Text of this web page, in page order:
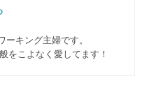
キング主婦です。
をこよなく愛してます︎！